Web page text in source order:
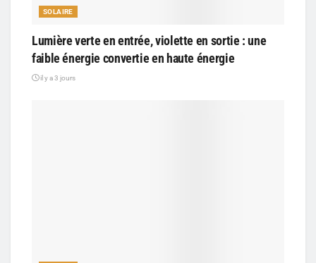
SOLAIRE
Lumière verte en entrée, violette en sortie : une
faible énergie convertie en haute énergie
il y a 3 jours